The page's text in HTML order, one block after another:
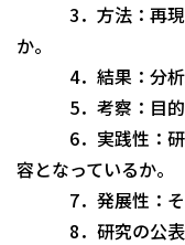
3．方法：再現可
か。
4．結果：分析結
5．考察：目的に
6．実践性：研究
容となっているか。
7．発展性：その
8．研究の公表：